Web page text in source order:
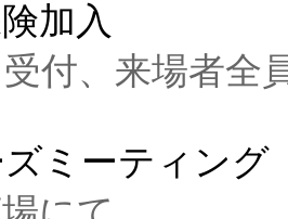
加入
付、来場者全
ミーティング